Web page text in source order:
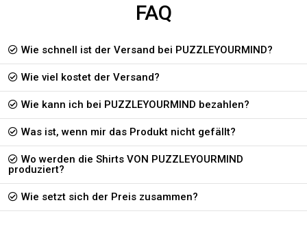
FAQ
Wie schnell ist der Versand bei PUZZLEYOURMIND?
Wie viel kostet der Versand?
Wie kann ich bei PUZZLEYOURMIND bezahlen?
Was ist, wenn mir das Produkt nicht gefällt?
Wo werden die Shirts VON PUZZLEYOURMIND
produziert?
Wie setzt sich der Preis zusammen?